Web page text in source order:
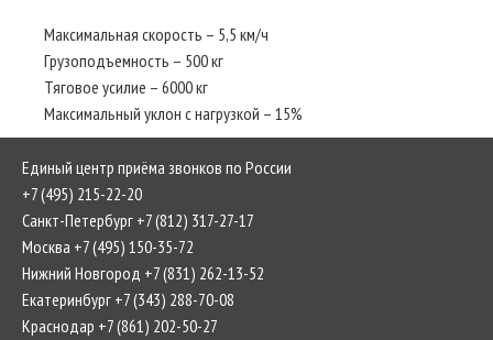
Максимальная скорость – 5,5 км/ч
Грузоподъемность – 500 кг
Тяговое усилие – 6000 кг
Максимальный уклон с нагрузкой – 15%
Единый центр приёма звонков по России
+7 (495) 215-22-20
Санкт-Петербург +7 (812) 317-27-17
Москва +7 (495) 150-35-72
Нижний Новгород +7 (831) 262-13-52
Екатеринбург +7 (343) 288-70-08
Краснодар +7 (861) 202-50-27